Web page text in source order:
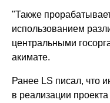
"Также
использованием
центральными
акимате.
Ранее LS писал, что
в реализации